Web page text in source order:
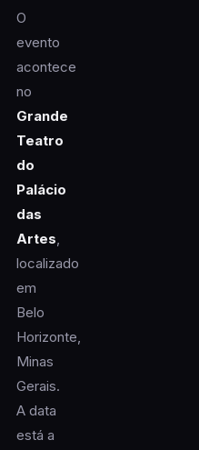
O
evento
acontece
no
Grande
Teatro
do
Palácio
das
Artes,
localizado
em
Belo
Horizonte,
Minas
Gerais.
A data
está a